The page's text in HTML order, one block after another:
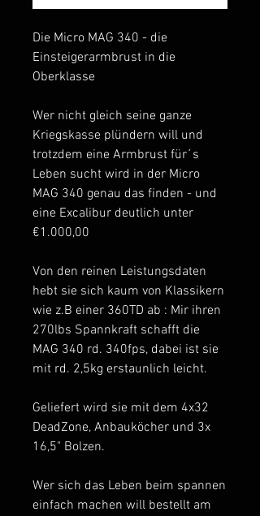
Die Micro MAG 340 - die
Einsteigerarmbrust in die
Oberklasse
Wer nicht gleich seine ganze
Kriegskasse plündern will und
trotzdem eine Armbrust für´s
Leben sucht wird in der Micro
MAG 340 genau das finden - und
eine Excalibur deutlich unter
€1.000,00
Von den reinen Leistungsdaten
hebt sie sich kaum von Klassikern
wie z.B einer 360TD ab : Mir ihren
270lbs Spannkraft schafft die
MAG 340 rd. 340fps, dabei ist sie
mit rd. 2,5kg erstaunlich leicht.
Geliefert wird sie mit dem 4x32
DeadZone, Anbauköcher und 3x
16,5" Bolzen.
Wer sich das Leben beim spannen
einfach machen will bestellt am